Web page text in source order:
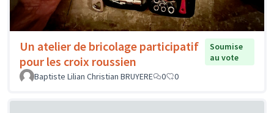
Un atelier de bricolage participatif
pour les croix roussien
Soumise
au vote
Baptiste Lilian Christian BRUYERE
0 0